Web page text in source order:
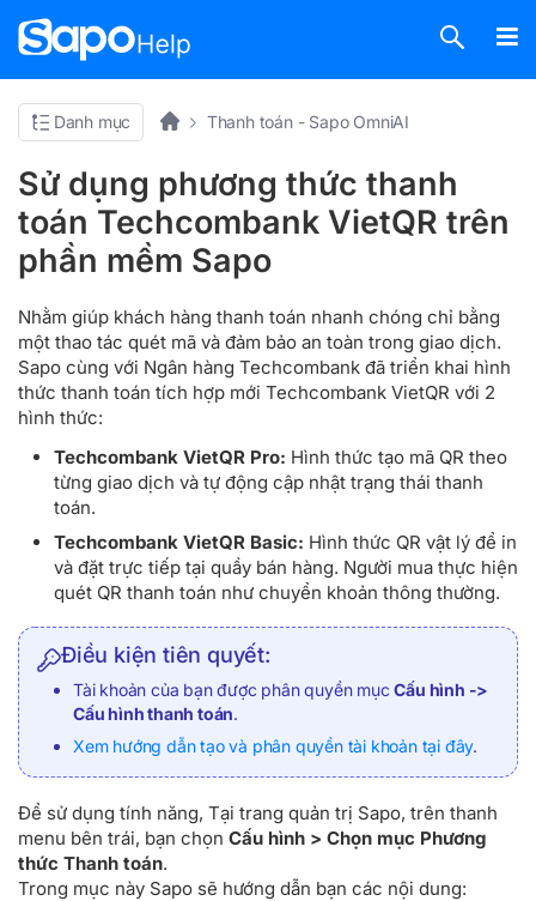
Danh mục Thanh toán - Sapo OmniAI
Sử dụng phương thức thanh
toán Techcombank VietQR trên
phần mềm Sapo
Nhằm giúp khách hàng thanh toán nhanh chóng chỉ bằng
một thao tác quét mã và đảm bảo an toàn trong giao dịch.
Sapo cùng với Ngân hàng Techcombank đã triển khai hình
thức thanh toán tích hợp mới Techcombank VietQR với 2
hình thức:
Techcombank VietQR Pro: Hình thức tạo mã QR theo
từng giao dịch và tự động cập nhật trạng thái thanh
toán.
Techcombank VietQR Basic: Hình thức QR vật lý để in
và đặt trực tiếp tại quầy bán hàng. Người mua thực hiện
quét QR thanh toán như chuyển khoản thông thường.
Điều kiện tiên quyết:
Tài khoản của bạn được phân quyền mụcCấu hình ->
Cấu hình thanh toán.
Xem hướng dẫn tạo và phân quyền tài khoản tại đây.
Để sử dụng tính năng, Tại trang quản trị Sapo, trên thanh
menu bên trái, bạn chọn Cấu hình > Chọn mục Phương
thức Thanh toán.
Trong mục này Sapo sẽ hướng dẫn bạn các nội dung: